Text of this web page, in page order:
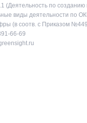
(Деятельность по
виды деятельности по
(в соотв. с Приказом №449
66-69